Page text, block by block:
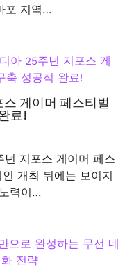
포 지역…
게이머 페스티벌
료!
년 지포스 게이머 페스
개최 뒤에는 보이지
력이…